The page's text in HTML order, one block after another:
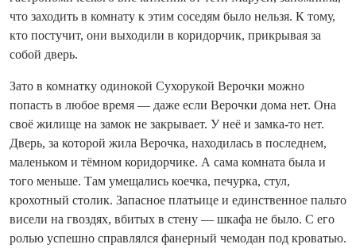
что заходить в комнату к этим соседям было нельзя. К тому,
кто постучит, они выходили в коридорчик, прикрывая за
собой дверь.
Зато в комнатку одинокой Сухорукой Верочки можно
попасть в любое время — даже если Верочки дома нет. Она
своё жилище на замок не закрывает. У неё и замка-то нет.
Дверь, за которой жила Верочка, находилась в последнем,
маленьком и тёмном коридорчике. А сама комната была и
того меньше. Там умещались коечка, печурка, стул,
крохотный столик. Запасное платьице и единственное пальто
висели на гвоздях, вбитых в стену — шкафа не было. С его
ролью успешно справлялся фанерный чемодан под кроватью.